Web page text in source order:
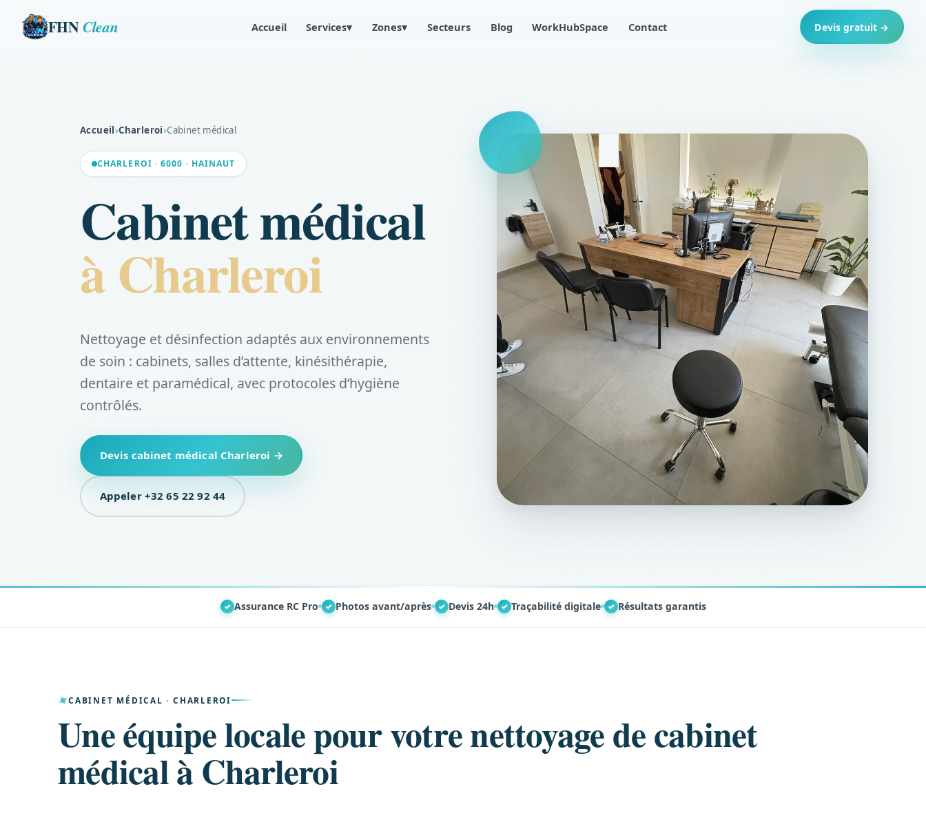
FHN Clean Accueil Services▾ Zones▾ Secteurs Blog WorkHubSpace Contact Devis gratuit →
Accueil›Charleroi›Cabinet médical
CHARLEROI · 6000 · HAINAUT
Cabinet médical
à Charleroi
Nettoyage et désinfection adaptés aux environnements
de soin : cabinets, salles d’attente, kinésithérapie,
dentaire et paramédical, avec protocoles d’hygiène
contrôlés.
Devis cabinet médical Charleroi →
Appeler +32 65 22 92 44
✓ Assurance RC Pro ✓ Photos avant/après ✓ Devis 24h ✓ Traçabilité digitale ✓ Résultats garantis
CABINET MÉDICAL · CHARLEROI
Une équipe locale pour votre nettoyage de cabinet
médical à Charleroi